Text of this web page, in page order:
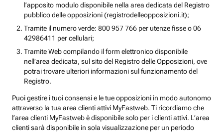
l’apposito modulo disponibile nella area dedicata del Registro
pubblico delle opposizioni (registrodelleopposizioni.it);
Tramite il numero verde: 800 957 766 per utenze fisse o 06
42986411 per cellulari;
Tramite Web compilando il form elettronico disponibile
nell’area dedicata, sul sito del Registro delle Opposizioni, ove
potrai trovare ulteriori informazioni sul funzionamento del
Registro.
Puoi gestire i tuoi consensi e le tue opposizioni in modo autonomo
attraverso la tua area clienti attivi MyFastweb. Ti ricordiamo che
l’area clienti MyFastweb è disponibile solo per i clienti attivi. L’area
clienti sarà disponibile in sola visualizzazione per un periodo